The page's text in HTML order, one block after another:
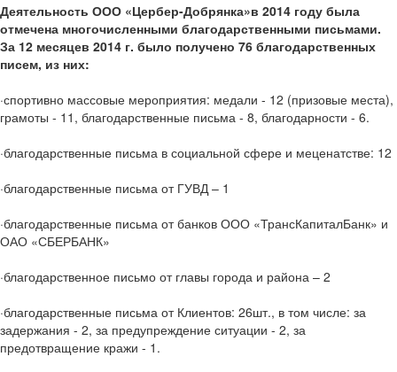
Деятельность ООО «Цербер-Добрянка»в 2014 году была
отмечена многочисленными благодарственными письмами.
За 12 месяцев 2014 г. было получено 76 благодарственных
писем, из них:
·спортивно массовые мероприятия: медали - 12 (призовые места),
грамоты - 11, благодарственные письма - 8, благодарности - 6.
·благодарственные письма в социальной сфере и меценатстве: 12
·благодарственные письма от ГУВД – 1
·благодарственные письма от банков ООО «ТрансКапиталБанк» и
ОАО «СБЕРБАНК»
·благодарственное письмо от главы города и района – 2
·благодарственные письма от Клиентов: 26шт., в том числе: за
задержания - 2, за предупреждение ситуации - 2, за
предотвращение кражи - 1.